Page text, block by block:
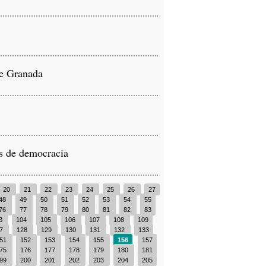
Granada
de democracia
20 21 22 23 24 25 26
27
49 50 51 52 53 54
55
77 78 79 80 81 82
83
104 105 106 107 108
109
128 129 130 131 132
133
152 153 154 155 156
157
176 177 178 179 180
181
200 201 202 203 204 205